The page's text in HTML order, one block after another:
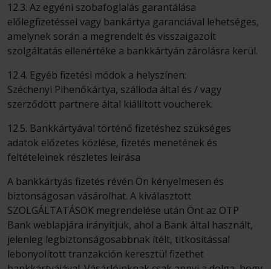
12.3. Az egyéni szobafoglalás garantálása
előlegfizetéssel vagy bankártya garanciával lehetséges,
amelynek során a megrendelt és visszaigazolt
szolgáltatás ellenértéke a bankkártyán zárolásra kerül.
12.4. Egyéb fizetési módok a helyszínen:
Széchenyi Pihenőkártya, szálloda által és / vagy
szerződött partnere által kiállított voucherek.
12.5. Bankkártyával történő fizetéshez szükséges
adatok előzetes közlése, fizetés menetének és
feltételeinek részletes leírása
A bankkártyás fizetés révén Ön kényelmesen és
biztonságosan vásárolhat. A kiválasztott
SZOLGÁLTATÁSOK megrendelése után Önt az OTP
Bank weblapjára irányítjuk, ahol a Bank által használt,
jelenleg legbiztonságosabbnak ítélt, titkosítással
lebonyolított tranzakción keresztül fizethet